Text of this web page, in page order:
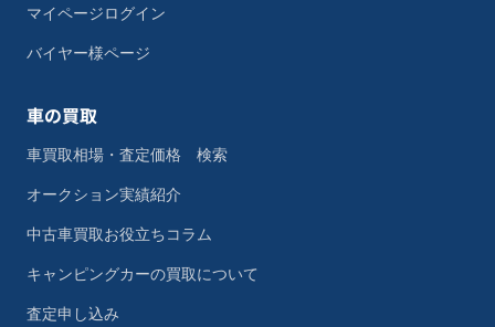
マイページログイン
バイヤー様ページ
車の買取
車買取相場・査定価格 検索
オークション実績紹介
中古車買取お役立ちコラム
キャンピングカーの買取について
査定申し込み